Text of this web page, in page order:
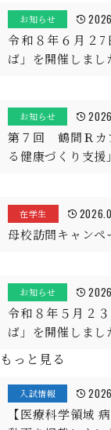
お知らせ
令和８年６月２7
ば」を開催しまし
お知らせ
第７回 鶴間Ｒカ
る健康づくり支
在学生
母校訪問キャンペ
お知らせ
令和８年５月２
ば」を開催しまし
もっと見る
入試情報
【医療科学領域